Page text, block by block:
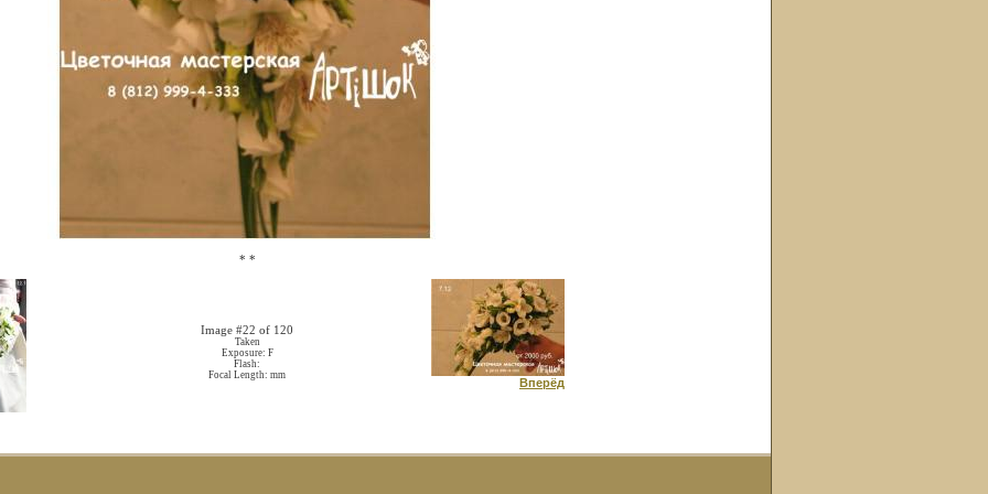
* *
Image #22 of 120
Taken
Exposure: F
Flash:
Focal Length: mm
Вперёд